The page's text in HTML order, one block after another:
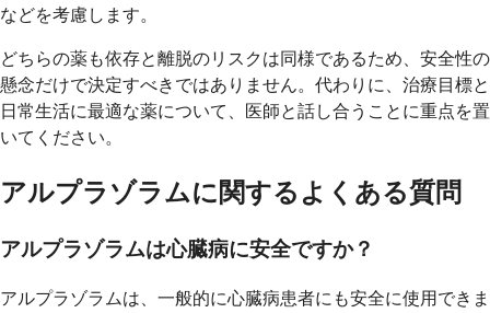
などを考慮します。
どちらの薬も依存と離脱のリスクは同様であるため、安全性の
懸念だけで決定すべきではありません。代わりに、治療目標と
日常生活に最適な薬について、医師と話し合うことに重点を置
いてください。
アルプラゾラムに関するよくある質問
アルプラゾラムは心臓病に安全ですか？
アルプラゾラムは、一般的に心臓病患者にも安全に使用できま